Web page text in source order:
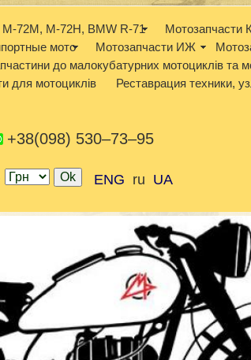
М-72М, М-72Н, BMW R-71
Мотозапчасти
мото
Мотозапчасти ИЖ
до малокубатурних мотоциклів та
для мотоциклів
Реставрация техники,
+38(098) 530–73–95
ENG ru UA